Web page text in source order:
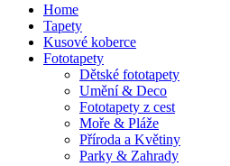
Home
Tapety
Kusové koberce
Fototapety
Dětské fototapety
Umění & Deco
Fototapety z cest
Moře & Pláže
Příroda a Květiny
Parky & Zahrady